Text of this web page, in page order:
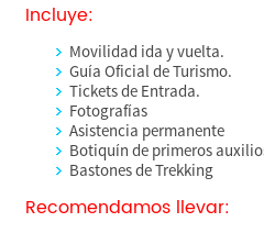
Incluye:
Movilidad ida y vuelta.
Guía Oficial de Turismo.
Tickets de Entrada.
Fotografías
Asistencia permanente
Botiquín de primeros
Bastones de Trekking
Recomendamos llevar: